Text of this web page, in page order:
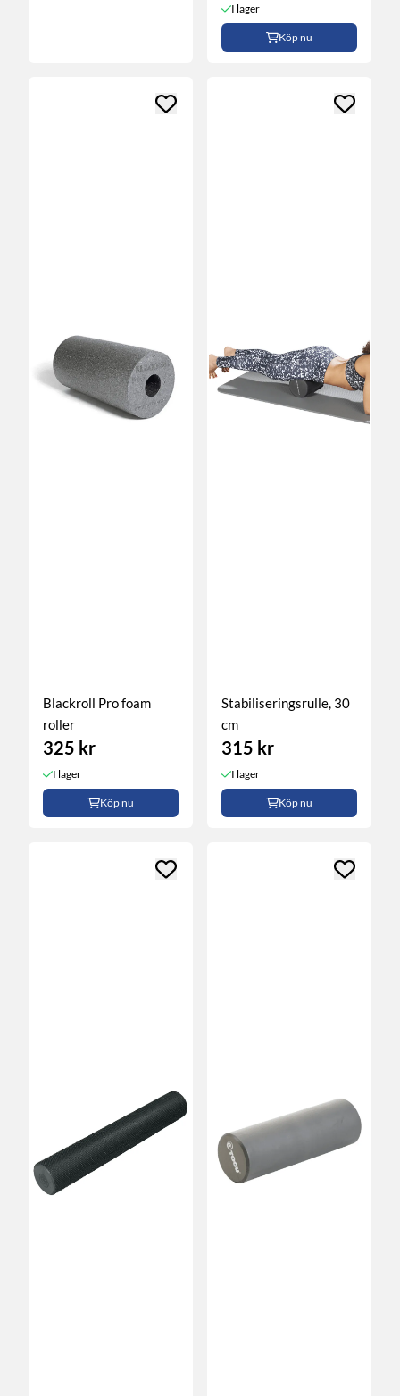
I lager
Köp nu
Blackroll Pro foam
roller
325 kr
I lager
Köp nu
Stabiliseringsrulle, 30
cm
315 kr
I lager
Köp nu